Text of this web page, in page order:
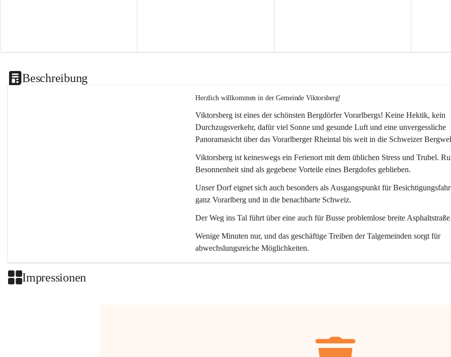
Beschreibung
Herzlich willkommen in der Gemeinde Viktorsberg!
Viktorsberg ist eines der schönsten Bergdörfer Vorarlbergs! Keine Hektik, kein
Durchzugsverkehr, dafür viel Sonne und gesunde Luft und eine unvergessliche
Panoramasicht über das Vorarlberger Rheintal bis weit in die Schweizer
Viktorsberg ist keineswegs ein Ferienort mit dem üblichen Stress und Trubel.
Besonnenheit sind als gegebene Vorteile eines Bergdofes geblieben.
Unser Dorf eignet sich auch besonders als Ausgangspunkt für
ganz Vorarlberg und in die benachbarte Schweiz.
Der Weg ins Tal führt über eine auch für Busse problemlose breite
Wenige Minuten nur, und das geschäftige Treiben der Talgemeinden sorgt für
abwechslungsreiche Möglichkeiten.
Impressionen